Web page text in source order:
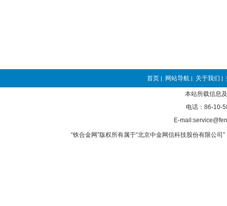
首页 | 网站导航 | 关于我们 |
本站所载信息
电话：86-10-
E-
“铁合金网”版权所有属于“北京中金网信科技股份有限公司